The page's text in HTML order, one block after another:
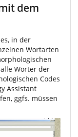
dem
in der
Wortarten
Wörter der
Codes
Assistant
ggfs. müssen